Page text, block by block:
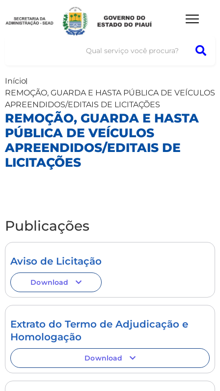
Início
REMOÇÃO, GUARDA E HASTA PÚBLICA DE VEÍCULOS
APREENDIDOS/EDITAIS DE LICITAÇÕES
REMOÇÃO, GUARDA E HASTA
PÚBLICA DE VEÍCULOS
APREENDIDOS/EDITAIS DE
LICITAÇÕES
Publicações
Aviso de Licitação
Download
Extrato do Termo de Adjudicação e
Homologação
Download